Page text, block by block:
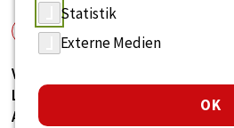
Veranstaltungen
Von 24. bis 25. Juni 2026 findet
Linz statt. Es greift die aktuellen
Arbeitsmarkt auf.
Statistik
Externe Medien
OK